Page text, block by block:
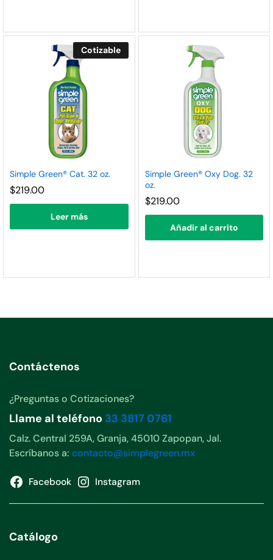
Cotizable
Simple Green® Cat. 32 oz.
$219.00
Leer más
Simple Green® Oxy Dog. 32
oz.
$219.00
Añadir al carrito
Contáctenos
¿Preguntas o Cotizaciones?
Llame al teléfono 33 3817 0761
Calz. Central 259A, Granja, 45010 Zapopan, Jal.
Escríbanos a: contacto@simplegreen.mx
Facebook Instagram
Catálogo